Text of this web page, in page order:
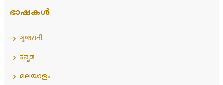
ഭാഷകൾ
ગુજરાતી
ಕನ್ನಡ
മലയാളം